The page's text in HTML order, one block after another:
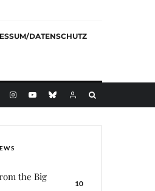
DATENSCHUTZ
the Big
10